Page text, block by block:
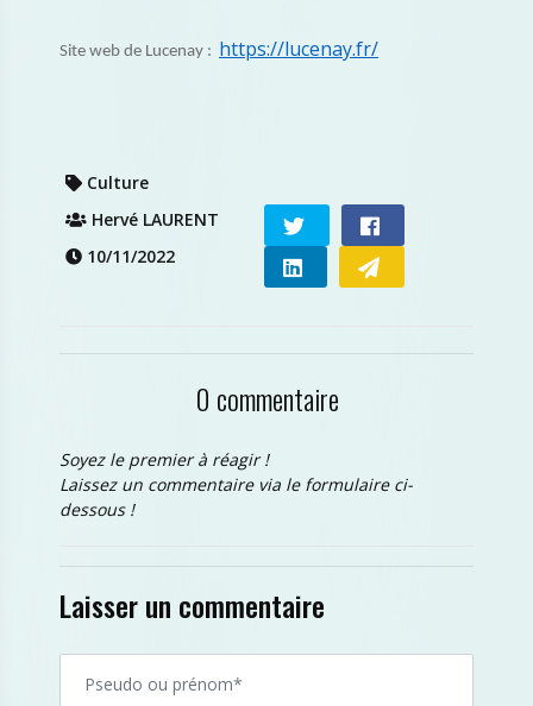
Site web de Lucenay : https://lucenay.fr/
Culture
Hervé LAURENT
10/11/2022
0 commentaire
Soyez le premier à réagir !
Laissez un commentaire via le formulaire ci-
dessous !
Laisser un commentaire